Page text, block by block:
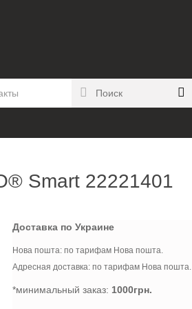
Smart 22221401
Доставка по Украине
Нова пошта: по тарифам Нова пошта.
Адресная доставка: по тарифам Нова пошта.
*минимальный заказ: 1000грн.